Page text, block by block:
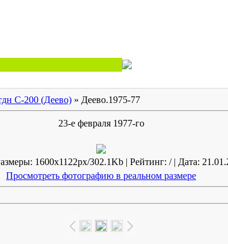
С-200 (Деево) » Деево.1975-77
23-е февраля 1977-го
1600x1122px/302.1Kb | Рейтинг: / | Дата:
Просмотреть фотографию в реальном размере